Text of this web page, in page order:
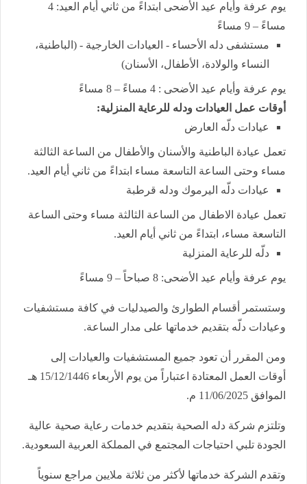
يوم عرفة وأيام عيد الأضحى ابتداءً من ثاني أيام العيد: 4
مساءً – 9 مساءً
مستشفى دله الأحساء - العيادات الخارجية - (الباطنية،
النساء والولادة، الأطفال، الأسنان)
يوم عرفة وأيام عيد الأضحى : 4 مساءً – 8 مساءً
أوقات عمل العيادات ودله للرعاية المنزلية:
عيادات دلّه العارض
تعمل عيادة الباطنية والأسنان والأطفال من الساعة الثالثة
مساء وحتى الساعة التاسعة مساء ابتداءً من ثاني أيام العيد.
عيادات دلّه اليرموك ودله قرطبة
تعمل عيادة الاطفال من الساعة الثالثة مساء وحتى الساعة
التاسعة مساء، ابتداءً من ثاني أيام العيد.
دلّه للرعاية المنزلية
يوم عرفة وأيام عيد الأضحى: 8 صباحاً – 9 مساءً
وستستمر أقسام الطوارئ والصيدليات في كافة مستشفيات
وعيادات دلّه بتقديم خدماتها على مدار الساعة.
ومن المقرر أن تعود جميع المستشفيات والعيادات إلى
أوقات العمل المعتادة اعتباراً من يوم الأربعاء 15/12/1446 هـ
الموافق 11/06/2025 م.
وتلتزم شركة دله الصحية بتقديم خدمات رعاية صحية عالية
الجودة تلبي احتياجات المجتمع في المملكة العربية السعودية.
وتقدم الشركة خدماتها لأكثر من ثلاثة ملايين مراجع سنوياً